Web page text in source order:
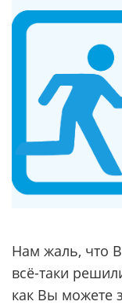
Нам жаль, что
всё-таки
как Вы можете